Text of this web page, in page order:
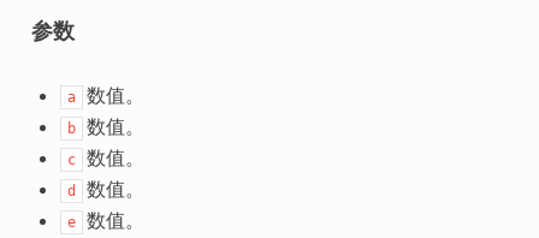
参数
a 数值。
b 数值。
c 数值。
d 数值。
e 数值。